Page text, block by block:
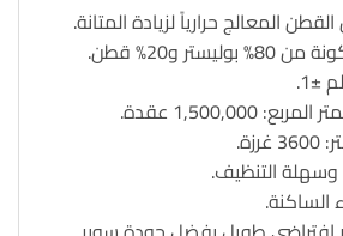
المعالج حرارياً لزيادة المتانة.
و20% قطن.
عقدة.
التنظيف.
الساكنة.